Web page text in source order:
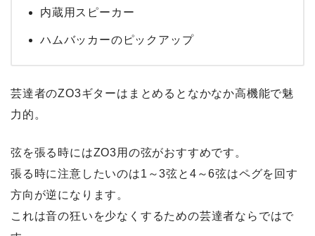
内蔵用スピーカー
ハムバッカーのピックアップ
芸達者のZO3ギターはまとめるとなかなか高機能で魅
力的。
弦を張る時にはZO3用の弦がおすすめです。
張る時に注意したいのは1～3弦と4～6弦はペグを回す
方向が逆になります。
これは音の狂いを少なくするための芸達者ならではで